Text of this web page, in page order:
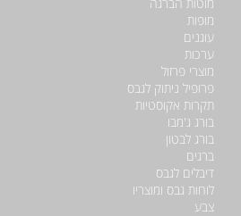
מופות
עוגנים
ערכות
מוצרי פרזול
פרופיל ניתוק לגבס
תקרות אקוסטיות
בורג ג'מבו
בורג לבטון
ברגים
דיבלים לגבס
לוחות גבס ומוצריו
צבע